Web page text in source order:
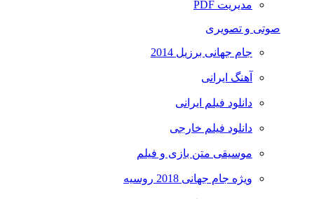
مدیریت PDF
صوتی و تصویری
جام جهانی برزیل 2014
آهنگ ایرانی
دانلود فیلم ایرانی
دانلود فیلم خارجی
موسیقی متن بازی و فیلم
ویژه جام جهانی 2018 روسیه